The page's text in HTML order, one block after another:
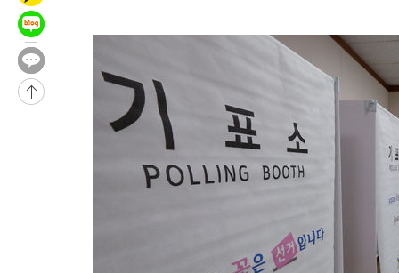
-30363초 전 >
-29385초 전 >
[속보]규제합리화위원회 부위원장에 김태유 서울대 공대 교
병태 후임
-25743초 전 >
[속보]국힘 윤리위, '돌려차기 발언' 진종오·서범수 징계 절차
-21068초 전 >
[속보] 7월 중국 수출 23.9%↑ 수입 27.5%↑…무역총액
25.3%↑
[속보]'채상병 순직 책임' 임성근, 항소심도 징역 3년
[속보]종합특검, '관저이전 봐주기 감사' 유병호 구속기소
민주 콩고 에볼라환자 4천명 돌파, 4053명 발생 1850명 사망
[속보]'300억원대 사기 혐의' 차가원 대표 구속 송치
"미 전국적 살모네라 식중독 원인은 멕시코산 할라피뇨"--
[속보]경찰·노동부, HL만도 평택사업장 끼임 사망 관련 압수
[속보]합수본, '투표율 허위 입력' 중앙·서울·경기도 선관위